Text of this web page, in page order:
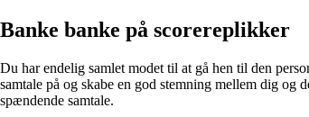
Banke banke på scorereplikker
Du har endelig samlet modet til at gå hen til den
samtale på og skabe en god stemning mellem dig
spændende samtale.